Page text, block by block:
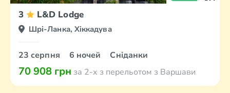
3 L&D Lodge
Шрі-Ланка, Хіккадува
23 серпня 6 ночей Сніданки
70 908 грн за 2-х з перельотом з Варшави